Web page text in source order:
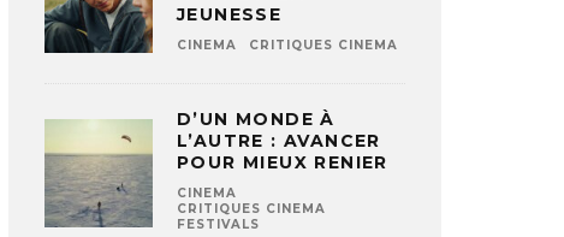
JEUNESSE
CINEMA CRITIQUES CINEMA
D’UN MONDE À
L’AUTRE : AVANCER
POUR MIEUX RENIER
CINEMA
CRITIQUES CINEMA
FESTIVALS